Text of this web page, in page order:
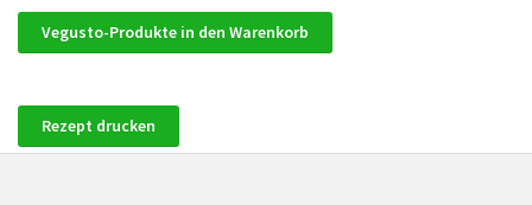
Vegusto-Produkte in den Warenkorb
Rezept drucken